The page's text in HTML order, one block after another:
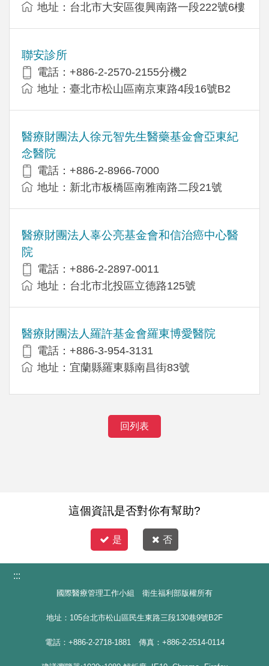
地址：台北市大安區復興南路一段222號6樓
聯安診所
電話：+886-2-2570-2155分機2
地址：臺北市松山區南京東路4段16號B2
醫療財團法人徐元智先生醫藥基金會亞東紀
念醫院
電話：+886-2-8966-7000
地址：新北市板橋區南雅南路二段21號
醫療財團法人辜公亮基金會和信治癌中心醫
院
電話：+886-2-2897-0011
地址：台北市北投區立德路125號
醫療財團法人羅許基金會羅東博愛醫院
電話：+886-3-954-3131
地址：宜蘭縣羅東縣南昌街83號
回列表
這個資訊是否對你有幫助?
是 否
:::
國際醫療管理工作小組 衛生福利部版權所有
地址：105台北市松山區民生東路三段130巷9號B2F
電話：+886-2-2718-1881 傳真：+886-2-2514-0114